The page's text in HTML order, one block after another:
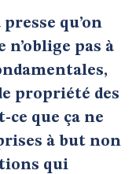
qu’on
pas à
propriété des
ce que ça ne
à but non
qui